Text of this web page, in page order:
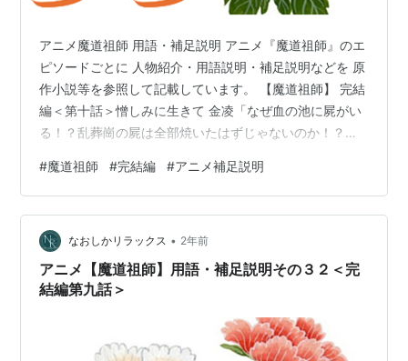
アニメ魔道祖師 用語・補足説明 アニメ『魔道祖師』のエ
ピソードごとに 人物紹介・用語説明・補足説明などを 原
作小説等を参照して記載しています。 【魔道祖師】 完結
編＜第十話＞憎しみに生きて 金凌「なぜ血の池に屍がい
る！？乱葬崗の屍は全部焼いたはずじゃないのか！？」
た。 「（あれはかつて乱葬崗にいたあの温氏残党たち
だ・・。討伐で奴らを殺したあと、死体をすべて血の池
の中に放り込んだんだ！）」 陰虎符に操られている屍の
群れも、すさまじく凶悪で残虐な邪気と怨念が体から溢
れ出ているこの奇妙な同類に注意を引き付けられ、戸惑
い、攻撃の手を止める。 「夷陵老祖…
#魔道祖師 #完結編 #アニメ補足説明
なおしかリラックス • 2年前
アニメ【魔道祖師】用語・補足説明その３２＜完
結編第九話＞